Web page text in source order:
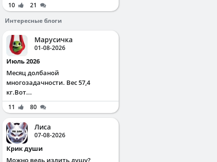
10
21
Интересные блоги
Марусичка
01-08-2026
Июль 2026
Месяц долбаной
многозадачности. Вес 57,4
кг.Вот...
11 80
Лиса
07-08-2026
Крик души
Можно ведь излить душу?